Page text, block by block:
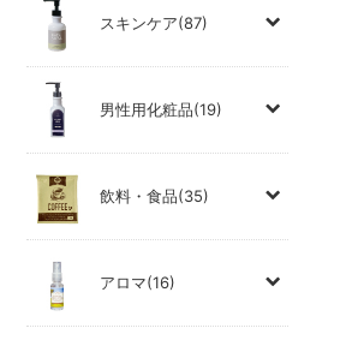
スキンケア(87)
男性用化粧品(19)
飲料・食品(35)
アロマ(16)